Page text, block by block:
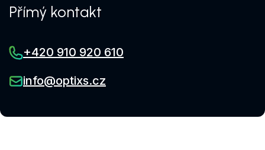
Přímý kontakt
+420 910 920 610
info@optixs.cz